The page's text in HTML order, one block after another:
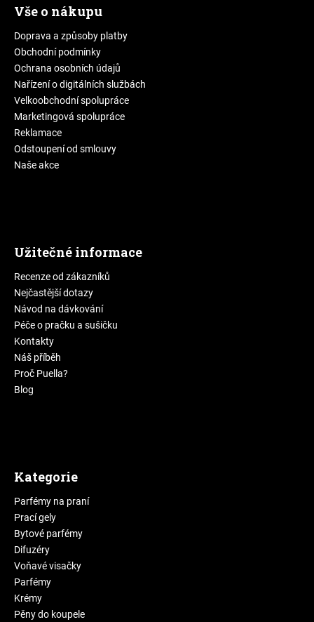
Vše o nákupu
Doprava a způsoby platby
Obchodní podmínky
Ochrana osobních údajů
Nařízení o digitálních službách
Velkoobchodní spolupráce
Marketingová spolupráce
Reklamace
Odstoupení od smlouvy
Naše akce
Užitečné informace
Recenze od zákazníků
Nejčastější dotazy
Návod na dávkování
Péče o pračku a sušičku
Kontakty
Náš příběh
Proč Puella?
Blog
Kategorie
Parfémy na praní
Prací gely
Bytové parfémy
Difuzéry
Voňavé visačky
Parfémy
Krémy
Pěny do koupele